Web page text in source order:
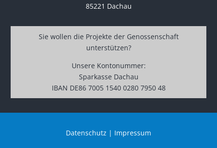
85221 Dachau
Sie wollen die Projekte der Genossenschaft
unterstützen?
Unsere Kontonummer:
Sparkasse Dachau
IBAN DE86 7005 1540 0280 7950 48
Datenschutz | Impressum